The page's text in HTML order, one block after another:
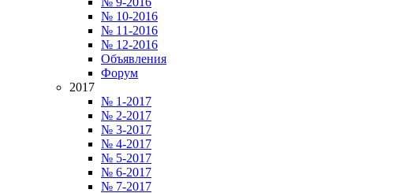
№ 10-2016
№ 11-2016
№ 12-2016
Объявления
Форум
2017
№ 1-2017
№ 2-2017
№ 3-2017
№ 4-2017
№ 5-2017
№ 6-2017
№ 7-2017